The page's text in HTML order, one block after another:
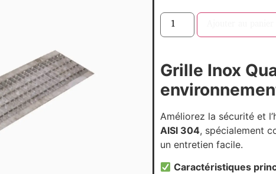
Grille Inox
Améliorez la sécurité et
AISI 304, spécialement
un entretien facile.
Caractéristiques